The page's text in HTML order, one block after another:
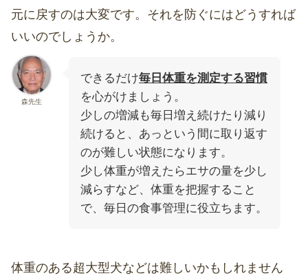
元に戻すのは大変です。それを防ぐにはどうすれば
いいのでしょうか。
森先生
できるだけ毎日体重を測定する習慣
を心がけましょう。
少しの増減も毎日増え続けたり減り
続けると、あっという間に取り返す
のが難しい状態になります。
少し体重が増えたらエサの量を少し
減らすなど、体重を把握すること
で、毎日の食事管理に役立ちます。
体重のある超大型犬などは難しいかもしれません